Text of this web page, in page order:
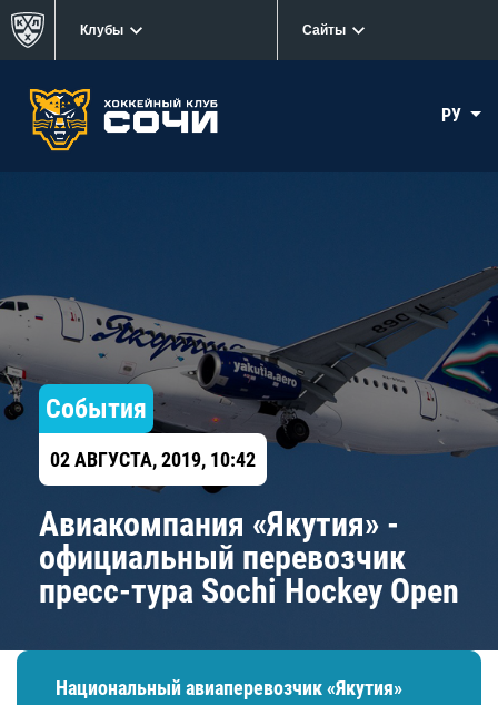
Клубы Сайты
РУ
События
02 АВГУСТА, 2019, 10:42
Авиакомпания «Якутия» -
официальный перевозчик
пресс-тура Sochi Hockey Open
Национальный авиаперевозчик «Якутия»